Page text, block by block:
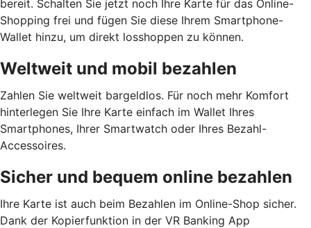
bereit. Schalten Sie jetzt noch Ihre Karte für das Online-
Shopping frei und fügen Sie diese Ihrem Smartphone-
Wallet hinzu, um direkt losshoppen zu können.
Weltweit und mobil bezahlen
Zahlen Sie weltweit bargeldlos. Für noch mehr Komfort
hinterlegen Sie Ihre Karte einfach im Wallet Ihres
Smartphones, Ihrer Smartwatch oder Ihres Bezahl-
Accessoires.
Sicher und bequem online bezahlen
Ihre Karte ist auch beim Bezahlen im Online-Shop sicher.
Dank der Kopierfunktion in der VR Banking App